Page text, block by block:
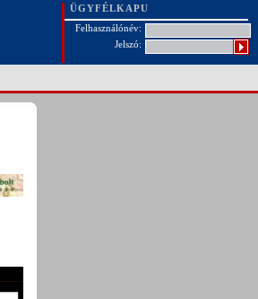
ÜGYFÉLKAPU
Felhasználónév:
Jelszó: